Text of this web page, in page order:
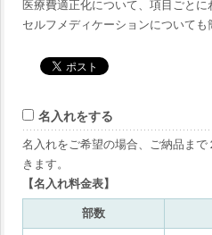
医療費適正化について、項目ごとに
セルフメディケーションについても
名入れをする
名入れをご希望の場合、ご納品ま
きます。
【名入れ料金表】
部数